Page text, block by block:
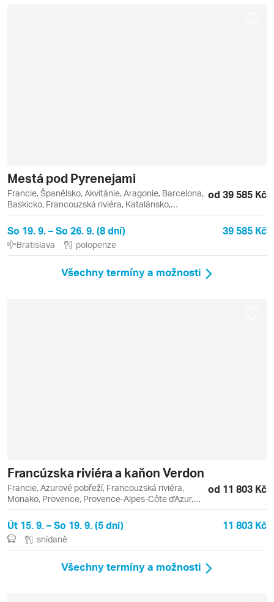
Mestá pod Pyrenejami
Francie, Španělsko, Akvitánie, Aragonie, Barcelona,
Baskicko, Francouzská riviéra, Katalánsko,
Languedoc-Roussillon, Lví zátoka, Midi-Pyrénées,
Nová Akvitánie, Occitanie, Pyreneje, Stříbrné
pobřeží, Bayonne, Biarritz, Carcassonne, Logroňo,
Lurdy, Narbonne, San Sebastián, Toulouse,
Zaragoza
od 39 585 Kč
So 19. 9. – So 26. 9. (8 dní) 39 585 Kč
Bratislava polopenze
Všechny termíny a možnosti
Francúzska riviéra a kaňon Verdon
Francie, Azurové pobřeží, Francouzská riviéra,
Monako, Provence, Provence-Alpes-Côte d'Azur,
Nice, Port Grimaud
od 11 803 Kč
Út 15. 9. – So 19. 9. (5 dní) 11 803 Kč
snídaně
Všechny termíny a možnosti